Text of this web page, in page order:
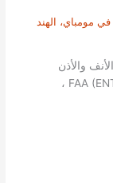
مومباي، الهند
والأذن
والحنجرة ماجستير (ENT) ، جامعة مومباي ، FAA (ENT) ،